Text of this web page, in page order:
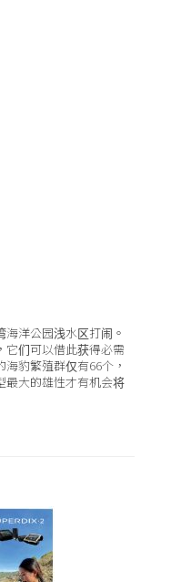
洋公园浅水区打闹。
它们可以借此获得必需
豹繁殖群仅有66个，
最大的雄性才有机会将